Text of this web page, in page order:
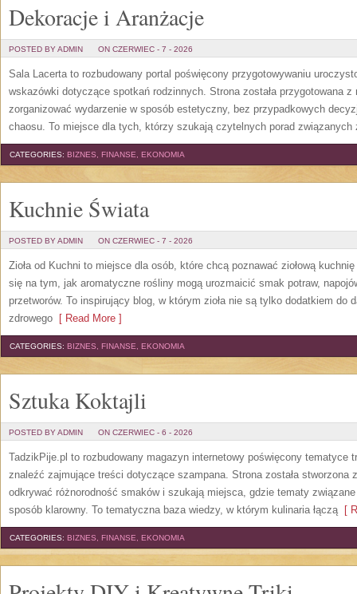
Dekoracje i Aranżacje
POSTED BY ADMIN ON CZERWIEC - 7 - 2026
Sala Lacerta to rozbudowany portal poświęcony przygotowywaniu
wskazówki dotyczące spotkań rodzinnych. Strona została przygotowana
zorganizować wydarzenie w sposób estetyczny, bez przypadkowych
chaosu. To miejsce dla tych, którzy szukają czytelnych porad związanych
CATEGORIES: BIZNES, FINANSE, EKONOMIA
Kuchnie Świata
POSTED BY ADMIN ON CZERWIEC - 7 - 2026
Zioła od Kuchni to miejsce dla osób, które chcą poznawać ziołową
się na tym, jak aromatyczne rośliny mogą urozmaicić smak potraw,
przetworów. To inspirujący blog, w którym zioła nie są tylko dodatkiem do
zdrowego [ Read More ]
CATEGORIES: BIZNES, FINANSE, EKONOMIA
Sztuka Koktajli
POSTED BY ADMIN ON CZERWIEC - 6 - 2026
TadzikPije.pl to rozbudowany magazyn internetowy poświęcony tematyce
znaleźć zajmujące treści dotyczące szampana. Strona została stworzona
odkrywać różnorodność smaków i szukają miejsca, gdzie tematy
sposób klarowny. To tematyczna baza wiedzy, w którym kulinaria łączą[
CATEGORIES: BIZNES, FINANSE, EKONOMIA